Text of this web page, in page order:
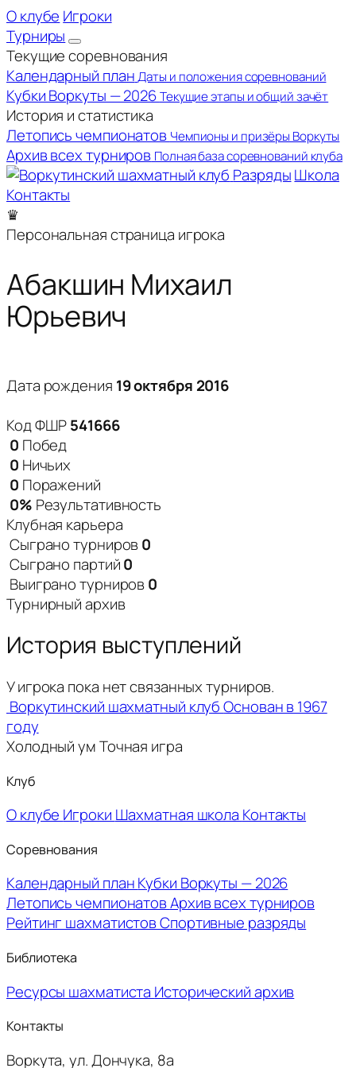
О клубе Игроки
Турниры
Текущие соревнования
Календарный план Даты и положения соревнований
Кубки Воркуты — 2026Текущие этапы и общий зачёт
История и статистика
Летопись чемпионатов Чемпионы и призёры Воркуты
Архив всех турниров Полная база соревнований клуба
РазрядыШкола
Контакты
♛
Персональная страница игрока
Абакшин Михаил
Юрьевич
Дата рождения 19 октября 2016
Код ФШР541666
0 Побед
0 Ничьих
0 Поражений
0% Результативность
Клубная карьера
Сыграно турниров0
Сыграно партий0
Выиграно турниров0
Турнирный архив
История выступлений
У игрока пока нет связанных турниров.
Воркутинский шахматный клубОснован в 1967
году
Холодный умТочная игра
Клуб
О клубе Игроки Шахматная школа Контакты
Соревнования
Календарный планКубки Воркуты — 2026
Летопись чемпионатовАрхив всех турниров
Рейтинг шахматистовСпортивные разряды
Библиотека
Ресурсы шахматиста Исторический архив
Контакты
Воркута, ул. Дончука, 8а